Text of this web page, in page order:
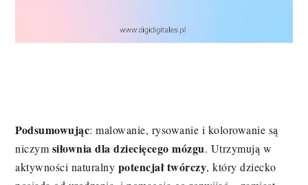
Podsumowując: malowanie, rysowanie i kolorowanie są
niczym siłownia dla dziecięcego mózgu. Utrzymują w
aktywności naturalny potencjał twórczy, który dziecko